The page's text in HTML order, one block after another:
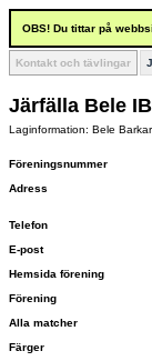
OBS! Du tittar på
Kontakt och tävlingar
Järfälla Bele
Laginformation: Bele
Föreningsnummer
Adress
Telefon
E-post
Hemsida förening
Förening
Alla matcher
Färger